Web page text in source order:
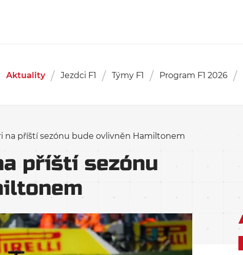
Aktuality Jezdci F1 Týmy F1 Program F1 2026
na příští sezónu bude ovlivněn Hamiltonem
příští sezónu